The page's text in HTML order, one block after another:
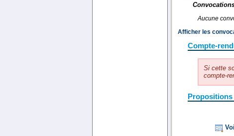
Aucune
Afficher les
Compte-
Si cette
compte-